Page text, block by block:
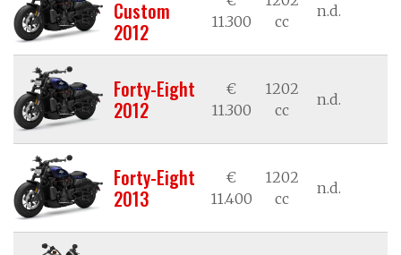
Custom
2012
11.300
cc
n.d.
Forty-Eight
2012
€
11.300
1202
cc
n.d.
Forty-Eight
2013
€
11.400
1202
cc
n.d.